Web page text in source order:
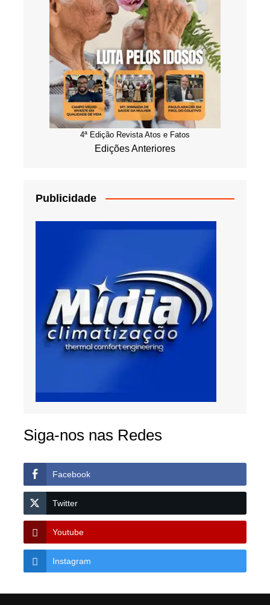
4ª Edição Revista Atos e Fatos
Edições Anteriores
Publicidade
Siga-nos nas Redes
Facebook
Twitter
Youtube
Instagram